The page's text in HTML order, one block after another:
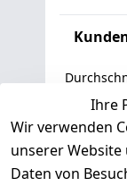
Ihre
Wir verwenden
unserer
Daten von